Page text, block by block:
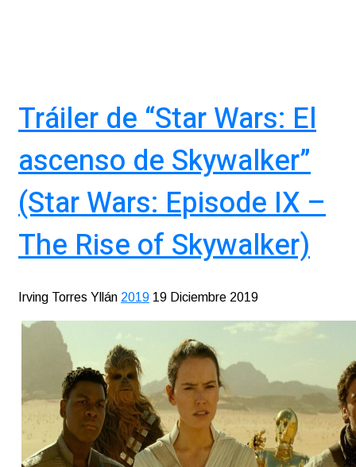
Tráiler de “Star Wars: El
ascenso de Skywalker”
(Star Wars: Episode IX –
The Rise of Skywalker)
Irving Torres Yllán 2019 19 Diciembre 2019